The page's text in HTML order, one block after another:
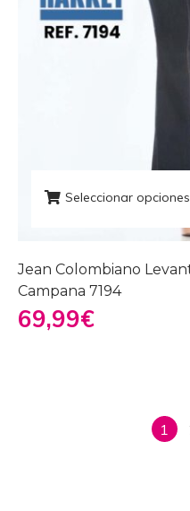
Seleccionar opciones
Jean Colombiano
Campana 7194
69,99€
1